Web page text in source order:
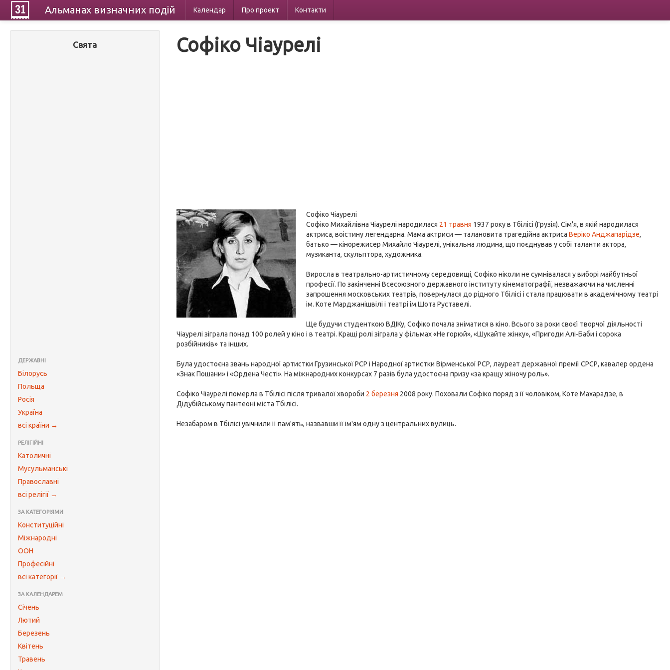
Альманах визначних подій Календар Про проект Контакти
Свята
ДЕРЖАВНІ
Білорусь
Польща
Росія
Україна
всі країни →
РЕЛІГІЙНІ
Католичні
Мусульманські
Православні
всі релігії →
ЗА КАТЕГОРІЯМИ
Конституційні
Міжнародні
ООН
Професійні
всі категорії →
ЗА КАЛЕНДАРЕМ
Січень
Лютий
Березень
Квітень
Травень
Софіко Чіаурелі
Софіко Чіаурелі
Софіко Михайлівна Чіаурелі народилася 21 травня 1937 року в Тбілісі (Грузія). Сім'я, в якій народилася
актриса, воістину легендарна. Мама актриси — талановита трагедійна актрисаВеріко Анджапарідзе,
батько — кінорежисер Михайло Чіаурелі, унікальна людина, що поєднував у собі таланти актора,
музиканта, скульптора, художника.
Виросла в театрально-артистичному середовищі, Софіко ніколи не сумнівалася у виборі майбутньої
професії. По закінченні Всесоюзного державного інституту кінематографії, незважаючи на численні
запрошення московських театрів, повернулася до рідного Тбілісі і стала працювати в академічному театрі
ім. Коте Марджанішвілі і театрі ім.Шота Руставелі.
Ще будучи студенткою ВДІКу, Софіко почала зніматися в кіно. Всього за роки своєї творчої діяльності
Чіаурелі зіграла понад 100 ролей у кіно і в театрі. Кращі ролі зіграла у фільмах «Не горюй», «Шукайте жінку», «Пригоди Алі-Баби і сорока
розбійників» та інших.
Була удостоєна звань народної артистки Грузинської РСР і Народної артистки Вірменської РСР, лауреат державної премії СРСР, кавалер ордена
«Знак Пошани» і «Ордена Честі». На міжнародних конкурсах 7 разів була удостоєна призу «за кращу жіночу роль».
Софіко Чіаурелі померла в Тбілісі після тривалої хвороби 2 березня 2008 року. Поховали Софіко поряд з її чоловіком, Коте Махарадзе, в
Дідубійському пантеоні міста Тбілісі.
Незабаром в Тбілісі увічнили її пам'ять, назвавши її ім'ям одну з центральних вулиць.